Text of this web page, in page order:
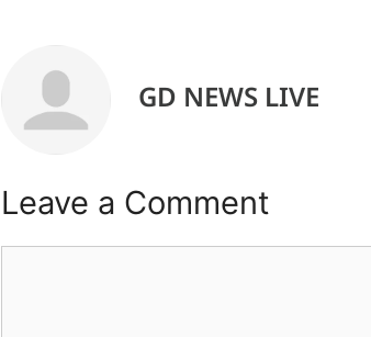
GD NEWS LIVE
Leave a Comment